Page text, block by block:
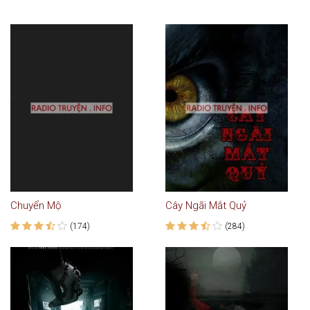
Chuyển Mộ
(174)
Cây Ngãi Mắt Quỷ
(284)